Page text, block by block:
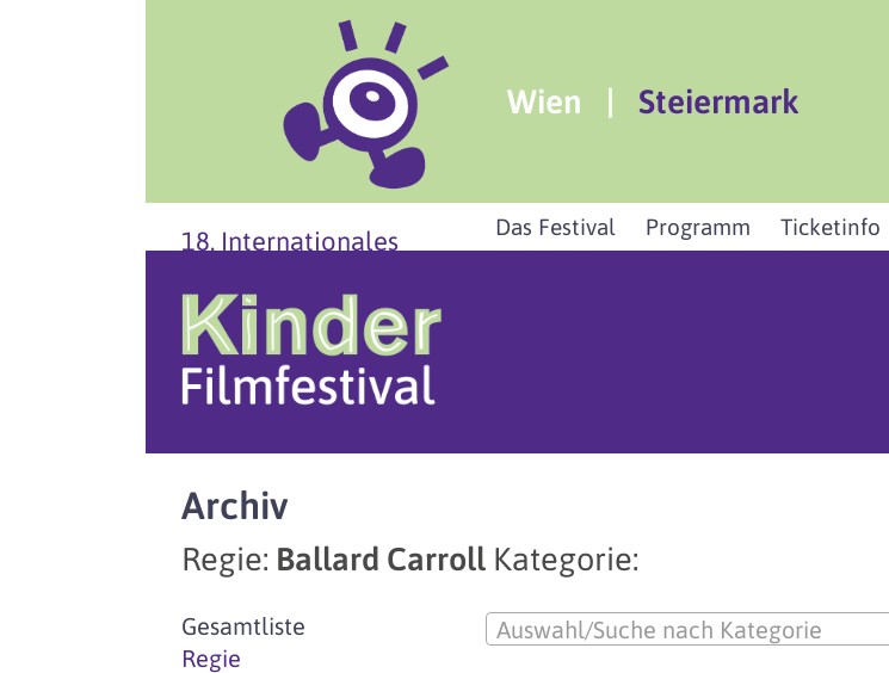
Wien | Steiermark
18. Internationales Das Festival Programm Ticketinfo
Archiv
Regie: Ballard Carroll Kategorie:
Gesamtliste
Regie
Auswahl/Suche nach Kategorie